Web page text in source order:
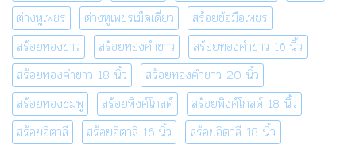
ต่างหูเพชร
ต่างหูเพชรเม็ดเดี่ยว
สร้อยข้อมือเพชร
สร้อยทองขาว
สร้อยทองคำขาว
สร้อยทองคำขาว 16 นิ้ว
สร้อยทองคำขาว 18 นิ้ว
สร้อยทองคำขาว 20 นิ้ว
สร้อยทองชมพู
สร้อยพิงค์โกลด์
สร้อยพิงค์โกลด์ 18 นิ้ว
สร้อยอิตาลี
สร้อยอิตาลี 16 นิ้ว
สร้อยอิตาลี 18 นิ้ว